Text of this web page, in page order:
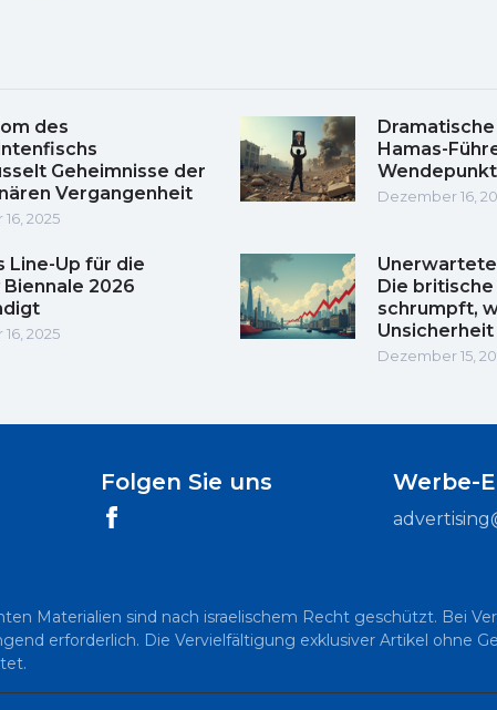
des
Geheimnisse der
Vergangenheit
2025
Hamas-
Wendepunkt
Dezember 16,
Line-Up für die
2026
2025
Die
schrumpft,
Dezember 15,
Folgen Sie uns Werbe-
Materialien sind nach israelischem Recht geschützt. Bei
erforderlich. Die Vervielfältigung exklusiver Artikel ohne